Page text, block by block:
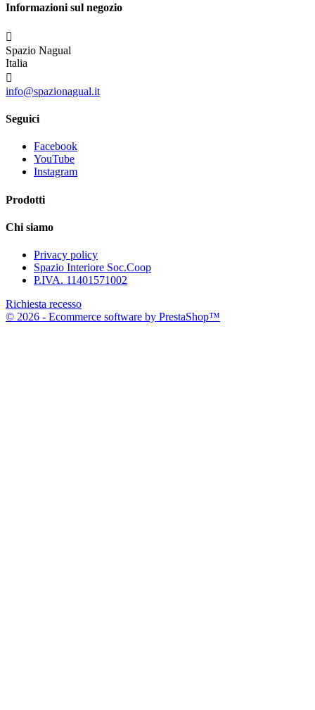
Informazioni sul negozio

Spazio Nagual
Italia

info@spazionagual.it
Seguici
Facebook
YouTube
Instagram
Prodotti
Chi siamo
Privacy policy
Spazio Interiore Soc.Coop
P.IVA. 11401571002
Richiesta recesso
© 2026 - Ecommerce software by PrestaShop™